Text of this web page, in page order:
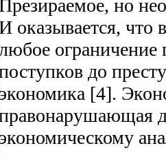
но
оказывается, что
до
экономика [4].
экономическому